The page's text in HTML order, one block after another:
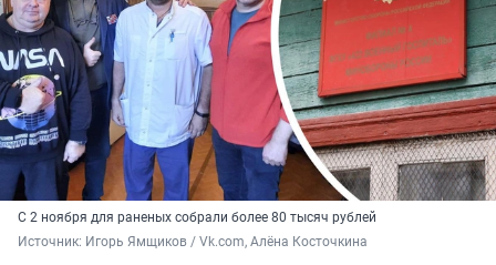
С 2 ноября для раненых собрали более 80 тысяч рублей
Источник: Игорь Ямщиков / Vk.com, Алёна Косточкина